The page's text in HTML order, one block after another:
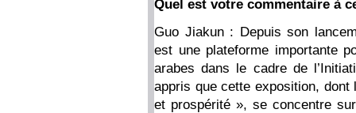
Quel est votre commentaire à
Guo Jiakun : Depuis son
est une plateforme importante
arabes dans le cadre de
appris que cette exposition,
et prospérité », se concentre